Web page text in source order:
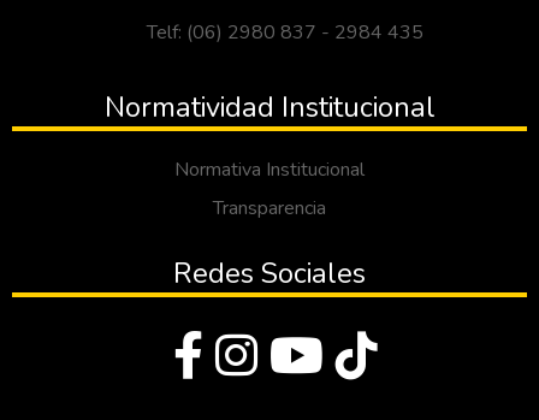
Telf: (06) 2980 837 - 2984 435
Normatividad Institucional
Normativa Institucional
Transparencia
Redes Sociales